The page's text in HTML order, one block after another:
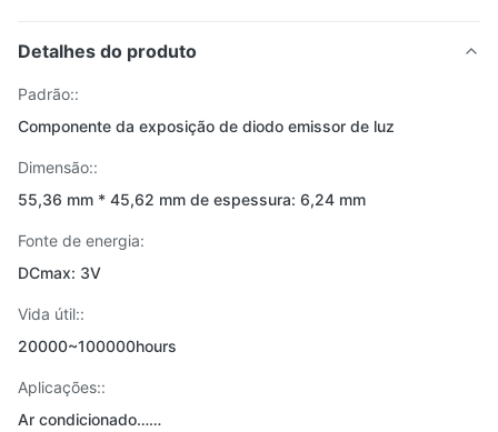
Detalhes do produto
Padrão::
Componente da exposição de diodo emissor de luz
Dimensão::
55,36 mm * 45,62 mm de espessura: 6,24 mm
Fonte de energia:
DCmax: 3V
Vida útil::
20000~100000hours
Aplicações::
Ar condicionado……